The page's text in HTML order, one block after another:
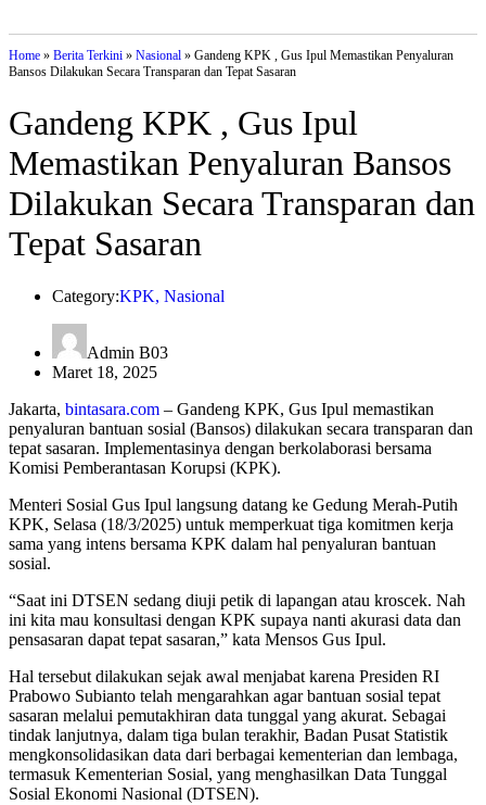
Home » Berita Terkini » Nasional » Gandeng KPK , Gus Ipul Memastikan Penyaluran
Bansos Dilakukan Secara Transparan dan Tepat Sasaran
Gandeng KPK , Gus Ipul
Memastikan Penyaluran Bansos
Dilakukan Secara Transparan dan
Tepat Sasaran
Category:KPK, Nasional
Admin B03
Maret 18, 2025
Jakarta, bintasara.com – Gandeng KPK, Gus Ipul memastikan
penyaluran bantuan sosial (Bansos) dilakukan secara transparan dan
tepat sasaran. Implementasinya dengan berkolaborasi bersama
Komisi Pemberantasan Korupsi (KPK).
Menteri Sosial Gus Ipul langsung datang ke Gedung Merah-Putih
KPK, Selasa (18/3/2025) untuk memperkuat tiga komitmen kerja
sama yang intens bersama KPK dalam hal penyaluran bantuan
sosial.
“Saat ini DTSEN sedang diuji petik di lapangan atau kroscek. Nah
ini kita mau konsultasi dengan KPK supaya nanti akurasi data dan
pensasaran dapat tepat sasaran,” kata Mensos Gus Ipul.
Hal tersebut dilakukan sejak awal menjabat karena Presiden RI
Prabowo Subianto telah mengarahkan agar bantuan sosial tepat
sasaran melalui pemutakhiran data tunggal yang akurat. Sebagai
tindak lanjutnya, dalam tiga bulan terakhir, Badan Pusat Statistik
mengkonsolidasikan data dari berbagai kementerian dan lembaga,
termasuk Kementerian Sosial, yang menghasilkan Data Tunggal
Sosial Ekonomi Nasional (DTSEN).